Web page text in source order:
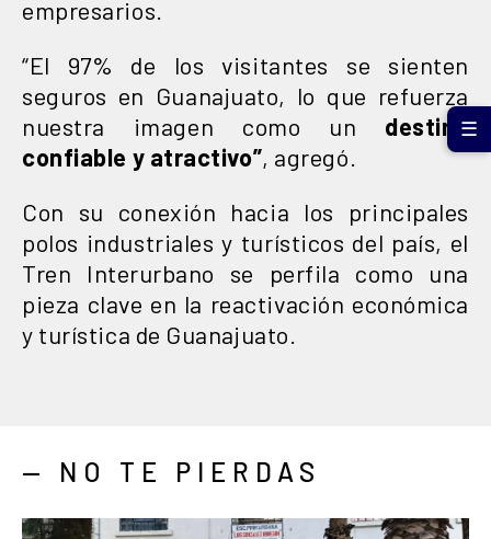
empresarios.
“El 97% de los visitantes se sienten
seguros en Guanajuato, lo que refuerza
nuestra imagen como un destino
confiable y atractivo”, agregó.
Con su conexión hacia los principales
polos industriales y turísticos del país, el
Tren Interurbano se perfila como una
pieza clave en la reactivación económica
y turística de Guanajuato.
— NO TE PIERDAS
☰